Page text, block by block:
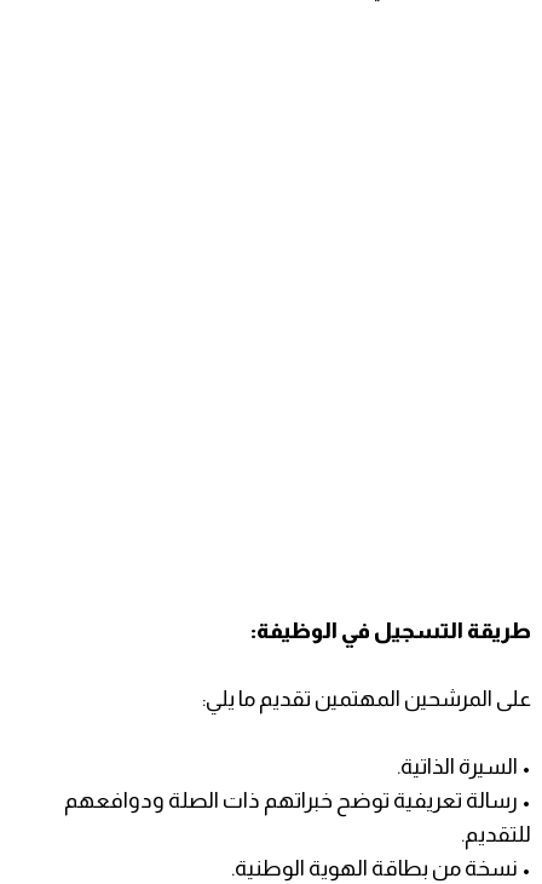
طريقة التسجيل في الوظيفة:
على المرشحين المهتمين تقديم ما يلي:
• السيرة الذاتية.
• رسالة تعريفية توضح خبراتهم ذات الصلة ودوافعهم
للتقديم.
• نسخة من بطاقة الهوية الوطنية.